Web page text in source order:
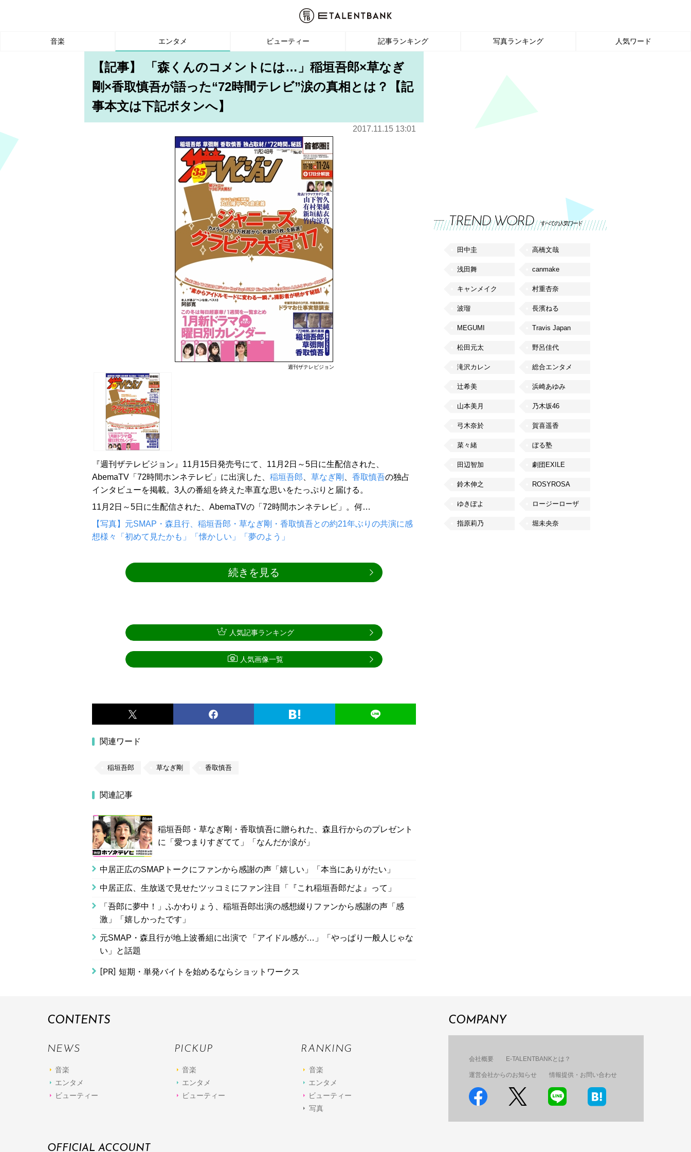
音楽 エンタメ ビューティー 記事ランキング 写真ランキング 人気ワード
【記事】 「森くんのコメントには…」稲垣吾郎×草なぎ
剛×香取慎吾が語った“72時間テレビ”涙の真相とは？【記
事本文は下記ボタンへ】
2017.11.15 13:01
週刊ザテレビジョン
『週刊ザテレビジョン』11月15日発売号にて、11月2日～5日に生配信された、
AbemaTV「72時間ホンネテレビ」に出演した、 稲垣吾郎 草なぎ剛 香取慎吾の独占
インタビューを掲載。3人の番組を終えた率直な思いをたっぷりと届ける。
11月2日～5日に生配信された、AbemaTVの「72時間ホンネテレビ」。何…
【写真】元SMAP・森且行、稲垣吾郎・草なぎ剛・香取慎吾との約21年ぶりの共演に感
想様々「初めて見たかも」「懐かしい」「夢のよう」
続きを見る
関連ワード
稲垣吾郎 草なぎ剛 香取慎吾
関連記事
稲垣吾郎・草なぎ剛・香取慎吾に贈られた、森且行からのプレゼント
に「愛つまりすぎてて」「なんだか涙が」
中居正広のSMAPトークにファンから感謝の声「嬉しい」「本当にありがたい」
中居正広、生放送で見せたツッコミにファン注目「『これ稲垣吾郎だよ』って」
「吾郎に夢中！」ふかわりょう、稲垣吾郎出演の感想綴りファンから感謝の声「感
激」「嬉しかったです」
元SMAP・森且行が地上波番組に出演で 「アイドル感が…」「やっぱり一般人じゃな
い」と話題
[PR] 短期・単発バイトを始めるならショットワークス
人気記事ランキング
人気画像一覧
TREND WORD すべての人気ワード
田中圭 高橋文哉
浅田舞 canmake
キャンメイク 村重杏奈
波瑠 長濱ねる
MEGUMI Travis Japan
松田元太 野呂佳代
滝沢カレン 総合エンタメ
辻希美 浜崎あゆみ
山本美月 乃木坂46
弓木奈於 賀喜遥香
菜々緒 ぼる塾
田辺智加 劇団EXILE
鈴木伸之 ROSYROSA
ゆきぽよ ロージーローザ
指原莉乃 堀未央奈
CONTENTS
NEWS
音楽
エンタメ
ビューティー
PICKUP
音楽
エンタメ
ビューティー
RANKING
音楽
エンタメ
ビューティー
写真
COMPANY
会社概要 E-TALENTBANKとは？
運営会社からのお知らせ 情報提供・お問い合わせ
OFFICIAL ACCOUNT